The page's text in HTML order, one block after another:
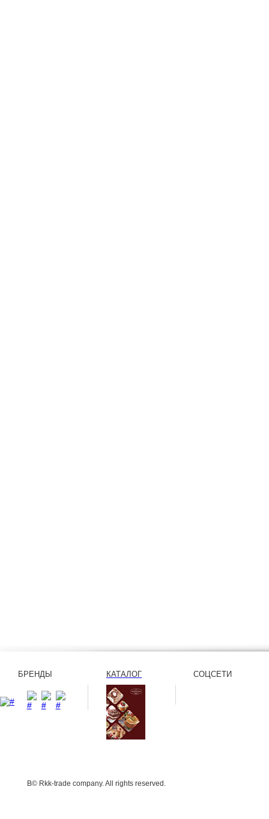
БРЕНДЫ КАТАЛОГ СОЦСЕТИ
В© Rkk-trade company. All rights reserved.